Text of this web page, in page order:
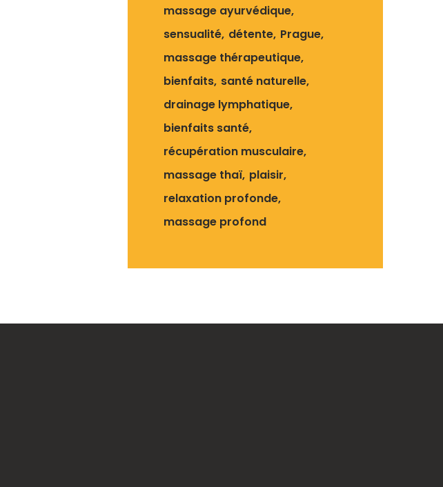
massage ayurvédique
sensualité détente Prague
massage thérapeutique
bienfaits santé naturelle
drainage lymphatique
bienfaits santé
récupération musculaire
massage thaï plaisir
relaxation profonde
massage profond